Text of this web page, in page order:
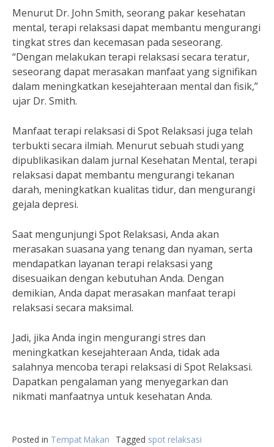
Menurut Dr. John Smith, seorang pakar kesehatan
mental, terapi relaksasi dapat membantu mengurangi
tingkat stres dan kecemasan pada seseorang.
“Dengan melakukan terapi relaksasi secara teratur,
seseorang dapat merasakan manfaat yang signifikan
dalam meningkatkan kesejahteraan mental dan fisik,”
ujar Dr. Smith.
Manfaat terapi relaksasi di Spot Relaksasi juga telah
terbukti secara ilmiah. Menurut sebuah studi yang
dipublikasikan dalam jurnal Kesehatan Mental, terapi
relaksasi dapat membantu mengurangi tekanan
darah, meningkatkan kualitas tidur, dan mengurangi
gejala depresi.
Saat mengunjungi Spot Relaksasi, Anda akan
merasakan suasana yang tenang dan nyaman, serta
mendapatkan layanan terapi relaksasi yang
disesuaikan dengan kebutuhan Anda. Dengan
demikian, Anda dapat merasakan manfaat terapi
relaksasi secara maksimal.
Jadi, jika Anda ingin mengurangi stres dan
meningkatkan kesejahteraan Anda, tidak ada
salahnya mencoba terapi relaksasi di Spot Relaksasi.
Dapatkan pengalaman yang menyegarkan dan
nikmati manfaatnya untuk kesehatan Anda.
Posted in Tempat Makan Tagged spot relaksasi